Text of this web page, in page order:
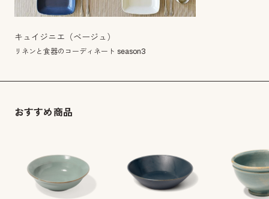
キュイジニエ（ベージュ）
リネンと食器のコーディネート season3
おすすめ商品